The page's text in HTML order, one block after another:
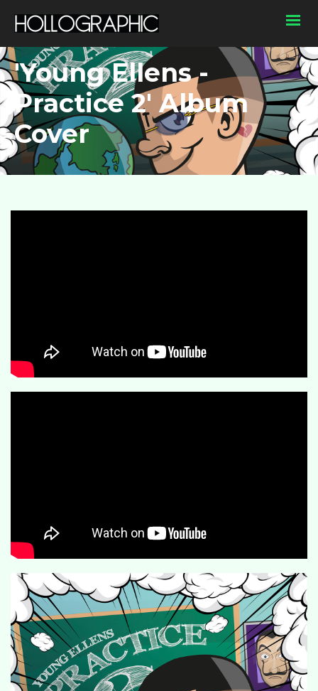
'Young Ellens -
Practice 2' Album
Cover